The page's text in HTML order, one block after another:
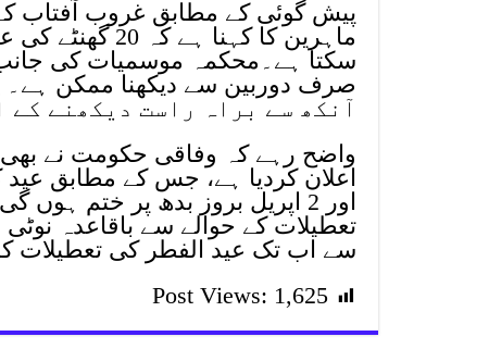
ماہرین کا
آنکھ سے براہ راست دیکھنے کے
واضح رہے کہ وفاقی حکومت نے بھی
اور 2 اپریل بروز بدھ پر ختم
تعطیلات کے حوالے سے باقاعدہ
سے اب تک عید الفطر کی تعطیلات کا
Post Views: 1,625